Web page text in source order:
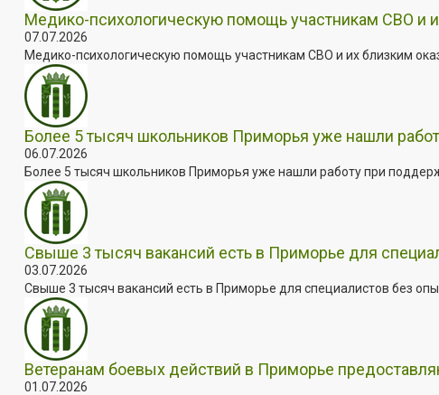
Медико-психологическую помощь участникам СВО и
07.07.2026
Медико-психологическую помощь участникам СВО и их близким
Более 5 тысяч школьников Приморья уже нашли
06.07.2026
Более 5 тысяч школьников Приморья уже нашли работу при
Свыше 3 тысяч вакансий есть в Приморье для
03.07.2026
Свыше 3 тысяч вакансий есть в Приморье для специалистов без
Ветеранам боевых действий в Приморье
01.07.2026